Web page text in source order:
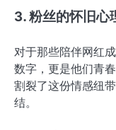
3. 粉丝的怀旧心
对于那些陪伴网红
数字，更是他们青
割裂了这份情感纽
结。